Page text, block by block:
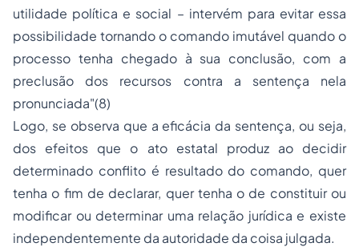
utilidade política e social – intervém para evitar essa
possibilidade tornando o comando imutável quando o
processo tenha chegado à sua conclusão, com a
preclusão dos recursos contra a sentença nela
pronunciada"(8)
Logo, se observa que a eficácia da sentença, ou seja,
dos efeitos que o ato estatal produz ao decidir
determinado conflito é resultado do comando, quer
tenha o fim de declarar, quer tenha o de constituir ou
modificar ou determinar uma relação jurídica e existe
independentemente da autoridade da coisa julgada.